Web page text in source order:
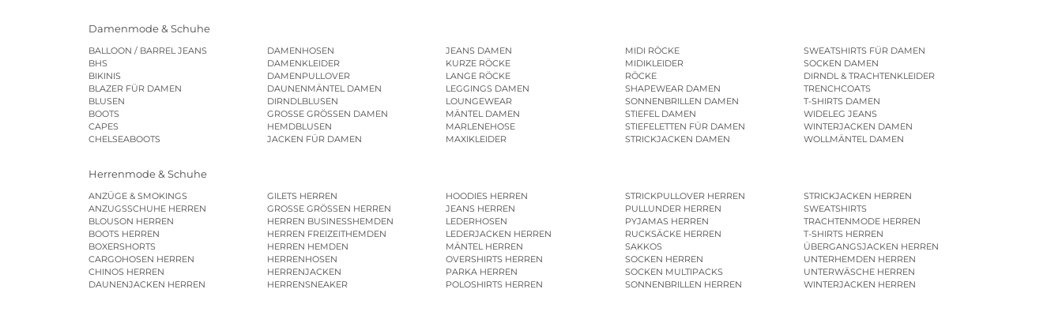
Damenmode & Schuhe
BALLOON / BARREL JEANS
BHS
BIKINIS
BLAZER FÜR DAMEN
BLUSEN
BOOTS
CAPES
CHELSEABOOTS
DAMENHOSEN
DAMENKLEIDER
DAMENPULLOVER
DAUNENMÄNTEL DAMEN
DIRNDLBLUSEN
GROSSE GRÖSSEN DAMEN
HEMDBLUSEN
JACKEN FÜR DAMEN
JEANS DAMEN
KURZE RÖCKE
LANGE RÖCKE
LEGGINGS DAMEN
LOUNGEWEAR
MÄNTEL DAMEN
MARLENEHOSE
MAXIKLEIDER
MIDI RÖCKE
MIDIKLEIDER
RÖCKE
SHAPEWEAR DAMEN
SONNENBRILLEN DAMEN
STIEFEL DAMEN
STIEFELETTEN FÜR DAMEN
STRICKJACKEN DAMEN
SWEATSHIRTS FÜR DAMEN
SOCKEN DAMEN
DIRNDL & TRACHTENKLEIDER
TRENCHCOATS
T-SHIRTS DAMEN
WIDELEG JEANS
WINTERJACKEN DAMEN
WOLLMÄNTEL DAMEN
Herrenmode & Schuhe
ANZÜGE & SMOKINGS
ANZUGSSCHUHE HERREN
BLOUSON HERREN
BOOTS HERREN
BOXERSHORTS
CARGOHOSEN HERREN
CHINOS HERREN
DAUNENJACKEN HERREN
GILETS HERREN
GROSSE GRÖSSEN HERREN
HERREN BUSINESSHEMDEN
HERREN FREIZEITHEMDEN
HERREN HEMDEN
HERRENHOSEN
HERRENJACKEN
HERRENSNEAKER
HOODIES HERREN
JEANS HERREN
LEDERHOSEN
LEDERJACKEN HERREN
MÄNTEL HERREN
OVERSHIRTS HERREN
PARKA HERREN
POLOSHIRTS HERREN
STRICKPULLOVER HERREN
PULLUNDER HERREN
PYJAMAS HERREN
RUCKSÄCKE HERREN
SAKKOS
SOCKEN HERREN
SOCKEN MULTIPACKS
SONNENBRILLEN HERREN
STRICKJACKEN HERREN
SWEATSHIRTS
TRACHTENMODE HERREN
T-SHIRTS HERREN
ÜBERGANGSJACKEN HERREN
UNTERHEMDEN HERREN
UNTERWÄSCHE HERREN
WINTERJACKEN HERREN